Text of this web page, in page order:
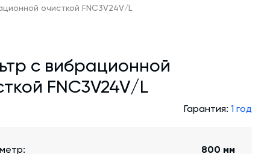
услуги
перевооружение производств
Зимний комплект. Изготовление и монтаж
Срочная техпомощь. Онлайн-обследование
Доставка, шеф-монтаж и пуско-наладка и
очисткой FNC3V24V/L
с вибрационной
FNC3V24V/L
Гарантия: 1 год
800 мм